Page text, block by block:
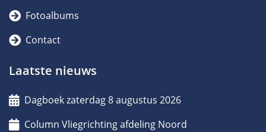
Fotoalbums
Contact
Laatste nieuws
Dagboek zaterdag 8 augustus 2026
Column Vliegrichting afdeling Noord